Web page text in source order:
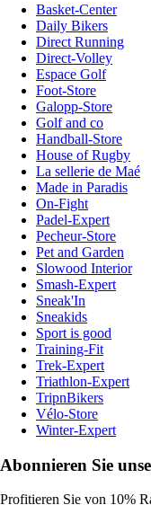
Basket-Center
Daily Bikers
Direct Running
Direct-Volley
Espace Golf
Foot-Store
Galopp-Store
Golf and co
Handball-Store
House of Rugby
La sellerie de Maé
Made in Paradis
On-Fight
Padel-Expert
Pecheur-Store
Pet and Garden
Slowood Interior
Smash-Expert
Sneak'In
Sneakids
Sport is good
Training-Fit
Trek-Expert
Triathlon-Expert
TripnBikers
Vélo-Store
Winter-Expert
Abonnieren Sie
Profitieren Sie von 10%